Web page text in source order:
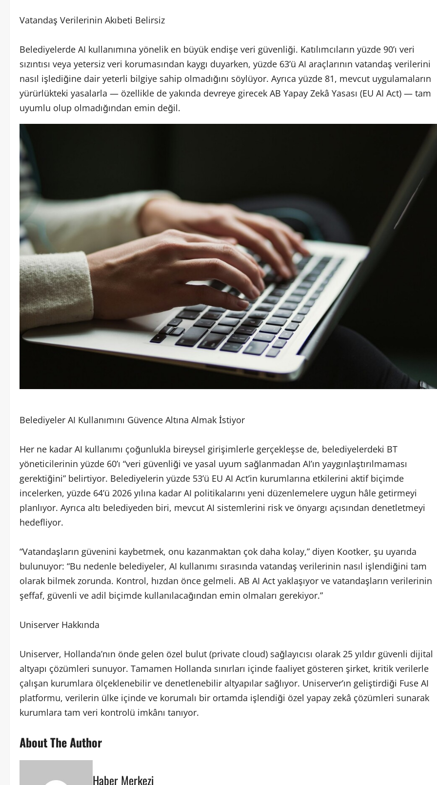
Vatandaş Verilerinin Akıbeti Belirsiz
Belediyelerde AI kullanımına yönelik en büyük endişe veri güvenliği. Katılımcıların yüzde 90’ı veri
sızıntısı veya yetersiz veri korumasından kaygı duyarken, yüzde 63’ü AI araçlarının vatandaş verilerini
nasıl işlediğine dair yeterli bilgiye sahip olmadığını söylüyor. Ayrıca yüzde 81, mevcut uygulamaların
yürürlükteki yasalarla — özellikle de yakında devreye girecek AB Yapay Zekâ Yasası (EU AI Act) — tam
uyumlu olup olmadığından emin değil.
Belediyeler AI Kullanımını Güvence Altına Almak İstiyor
Her ne kadar AI kullanımı çoğunlukla bireysel girişimlerle gerçekleşse de, belediyelerdeki BT
yöneticilerinin yüzde 60’ı “veri güvenliği ve yasal uyum sağlanmadan AI’ın yaygınlaştırılmaması
gerektiğini” belirtiyor. Belediyelerin yüzde 53’ü EU AI Act’in kurumlarına etkilerini aktif biçimde
incelerken, yüzde 64’ü 2026 yılına kadar AI politikalarını yeni düzenlemelere uygun hâle getirmeyi
planlıyor. Ayrıca altı belediyeden biri, mevcut AI sistemlerini risk ve önyargı açısından denetletmeyi
hedefliyor.
“Vatandaşların güvenini kaybetmek, onu kazanmaktan çok daha kolay,” diyen Kootker, şu uyarıda
bulunuyor: “Bu nedenle belediyeler, AI kullanımı sırasında vatandaş verilerinin nasıl işlendiğini tam
olarak bilmek zorunda. Kontrol, hızdan önce gelmeli. AB AI Act yaklaşıyor ve vatandaşların verilerinin
şeffaf, güvenli ve adil biçimde kullanılacağından emin olmaları gerekiyor.”
Uniserver Hakkında
Uniserver, Hollanda’nın önde gelen özel bulut (private cloud) sağlayıcısı olarak 25 yıldır güvenli dijital
altyapı çözümleri sunuyor. Tamamen Hollanda sınırları içinde faaliyet gösteren şirket, kritik verilerle
çalışan kurumlara ölçeklenebilir ve denetlenebilir altyapılar sağlıyor. Uniserver’ın geliştirdiği Fuse AI
platformu, verilerin ülke içinde ve korumalı bir ortamda işlendiği özel yapay zekâ çözümleri sunarak
kurumlara tam veri kontrolü imkânı tanıyor.
About The Author
Haber Merkezi